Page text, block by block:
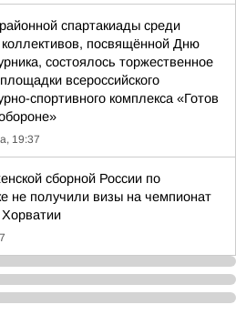
спартакиады среди
посвящённой Дню
состоялось торжественное
всероссийского
спортивного комплекса «Готов
19:37
сборной России по
не получили визы на чемпионат